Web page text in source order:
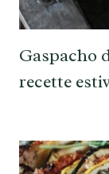
Gaspacho
recette